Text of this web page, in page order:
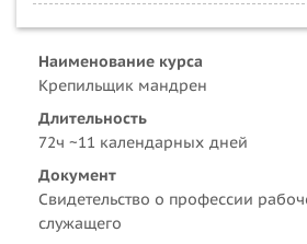
Наименование курса
Крепильщик мандрен
Длительность
72ч ~11 календарных дней
Документ
Свидетельство о профессии
служащего